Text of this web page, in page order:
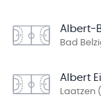
Albert-
Bad
Albert
Laatzen